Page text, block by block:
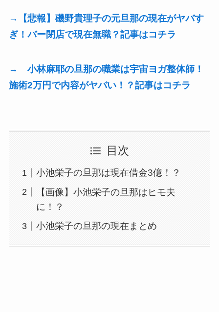
→【悲報】磯野貴理子の元旦那の現在がヤバす
ぎ！バー閉店で現在無職？記事はコチラ
→ 小林麻耶の旦那の職業は宇宙ヨガ整体師！
施術2万円で内容がヤバい！？記事はコチラ
目次
小池栄子の旦那は現在借金3億！？
【画像】小池栄子の旦那はヒモ夫
に！？
小池栄子の旦那の現在まとめ